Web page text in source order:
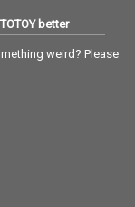
better
weird? Please